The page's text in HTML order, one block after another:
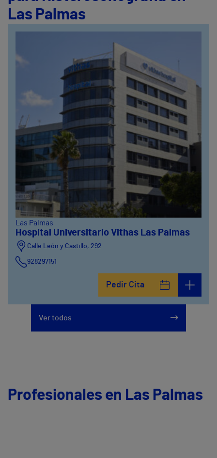
Las Palmas
Las Palmas
Hospital Universitario Vithas Las Palmas
Calle León y Castillo, 292
928297151
Pedir Cita
Ver todos
Profesionales en Las Palmas